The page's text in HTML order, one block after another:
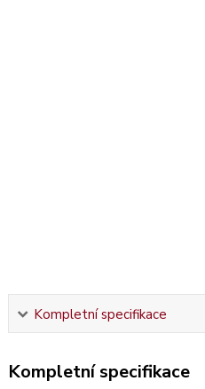
Kompletní specifikace
Kompletní specifikace